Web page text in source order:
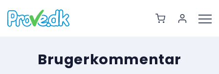
Brugerkommentar